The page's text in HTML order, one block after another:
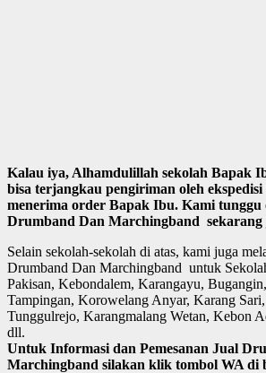
Kalau iya, Alhamdulillah sekolah Bapak
bisa terjangkau pengiriman oleh
menerima order Bapak Ibu. Kami tunggu
Drumband Dan Marchingband sekarang
Selain sekolah-sekolah di atas, kami juga
Drumband Dan Marchingband untuk
Pakisan, Kebondalem, Karangayu,
Tampingan, Korowelang Anyar, Karang
Tunggulrejo, Karangmalang Wetan, Kebon
dll.
Untuk Informasi dan Pemesanan Jual
Marchingband silakan klik tombol WA di